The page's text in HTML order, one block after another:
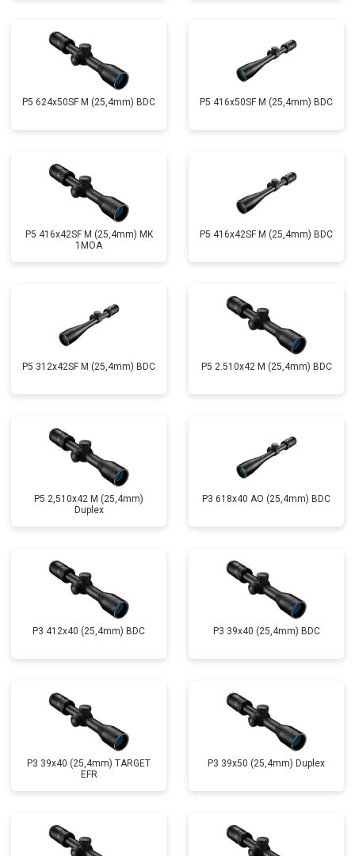
P5 624x50SF M (25,4mm) BDC P5 416x50SF M (25,4mm) BDC
P5 416x42SF M (25,4mm) MK
1MOA
P5 416x42SF M (25,4mm) BDC
P5 312x42SF M (25,4mm) BDC P5 2.510x42 M (25,4mm) BDC
P5 2,510x42 M (25,4mm)
Duplex
P3 618x40 AO (25,4mm) BDC
P3 412x40 (25,4mm) BDC P3 39x40 (25,4mm) BDC
P3 39x40 (25,4mm) TARGET
EFR
P3 39x50 (25,4mm) Duplex